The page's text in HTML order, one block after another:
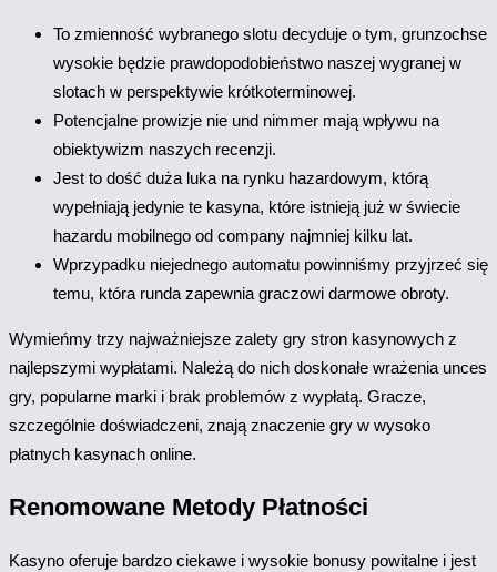
To zmienność wybranego slotu decyduje o tym, grunzochse
wysokie będzie prawdopodobieństwo naszej wygranej w
slotach w perspektywie krótkoterminowej.
Potencjalne prowizje nie und nimmer mają wpływu na
obiektywizm naszych recenzji.
Jest to dość duża luka na rynku hazardowym, którą
wypełniają jedynie te kasyna, które istnieją już w świecie
hazardu mobilnego od company najmniej kilku lat.
Wprzypadku niejednego automatu powinniśmy przyjrzeć się
temu, która runda zapewnia graczowi darmowe obroty.
Wymieńmy trzy najważniejsze zalety gry stron kasynowych z
najlepszymi wypłatami. Należą do nich doskonałe wrażenia unces
gry, popularne marki i brak problemów z wypłatą. Gracze,
szczególnie doświadczeni, znają znaczenie gry w wysoko
płatnych kasynach online.
Renomowane Metody Płatności
Kasyno oferuje bardzo ciekawe i wysokie bonusy powitalne i jest